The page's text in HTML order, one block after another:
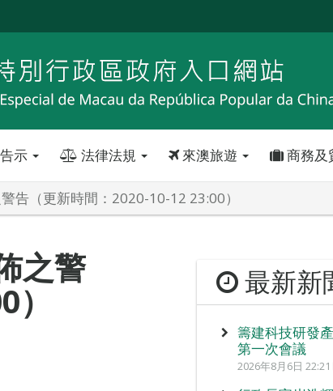
示 法律法規 來澳旅遊 商務及
告（更新時間：2020-10-12 23:00）
之警 最新新
籌建科技研發
第一次會議
2026年8月6日 22:21